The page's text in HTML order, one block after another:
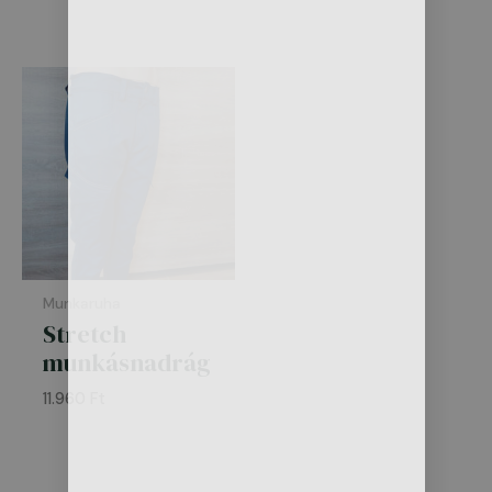
Munkaruha
Stretch
munkásnadrág
11.960